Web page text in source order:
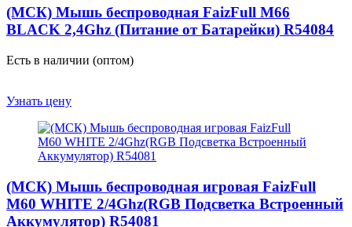
(МСК) Мышь беспроводная FaizFull M66
BLACK 2,4Ghz (Питание от Батарейки) R54084
Есть в наличии (оптом)
Узнать цену
(МСК) Мышь беспроводная игровая FaizFull
M60 WHITE 2/4Ghz(RGB Подсветка Встроенный
Аккумулятор) R54081